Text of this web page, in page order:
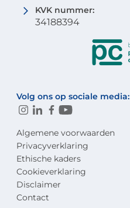
KVK nummer:
34188394
Volg ons op sociale media:
Algemene voorwaarden
Privacyverklaring
Ethische kaders
Cookieverklaring
Disclaimer
Contact